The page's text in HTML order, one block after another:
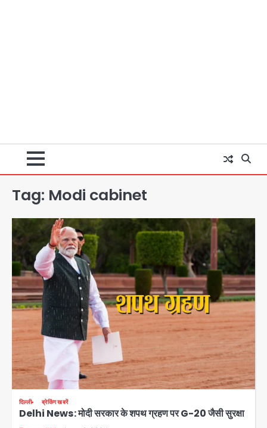
Tag: Modi cabinet
दिल्ली ब्रेकिंग खबरें
Delhi News: मोदी सरकार के शपथ ग्रहण पर G-20 जैसी सुरक्षा
2
अब पहला स्थान हासिल करना लक्ष्य: डीएम
Team JHJ
3
28 साल बाद कानून के शिकंजे में आया हत्या का
फरार आरोपी
Team JHJ
डबल मर्डर का मुख्य साजिशकर्ता क्राइम ब्रांच
Team JHJ